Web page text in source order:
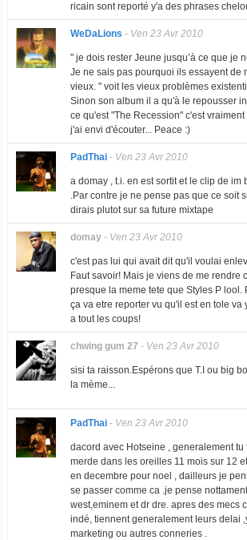
ricain sont reporté y'a des phrases
WeDaLions - Ven 23 Avr 2010
" je dois rester Jeune jusqu’à ce que je
Je ne sais pas pourquoi ils essayent de
vieux. " voit les vieux problèmes
Sinon son album il a qu'à le repousser
ce qu'est "The Recession" c'est
j'ai envi d'écouter... Peace :)
PadThai- Ven 23 Avr 2010
a domay , t.i. en est sortit et le clip de im
.Par contre je ne pense pas que ce soit
dirais plutot sur sa future mixtape
domay- Ven 23 Avr 2010
c'est pas lui qui avait dit qu'il voulai
Faut savoir! Mais je viens de me rendre
presque la meme tete que Styles P lool.
ça va etre reporter vu qu'il est en tole va
a tout les coups!
chwing gum 27 - Ven 23 Avr 2010
sisi ta raisson.Espérons que T.I ou big
la mème...
PadThai- Ven 23 Avr 2010
dacord avec Hotseine , generalement tu
merde dans les oreilles 11 mois sur 12
en decembre pour noel , dailleurs je
se passer comme ca .je pense
west,eminem et dr dre. apres des mecs
indé, tiennent generalement leurs delai
marketing ou autres conneries .